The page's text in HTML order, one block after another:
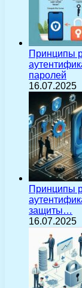
Принципы
паролей
16.07.2025
Принципы
защиты…
16.07.2025